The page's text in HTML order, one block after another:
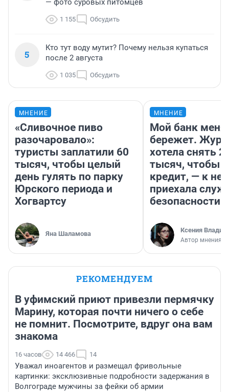
— фото суровых питомцев
1 155 Обсудить
5
Кто тут воду мутит? Почему нельзя купаться
после 2 августа
1 035 Обсудить
МНЕНИЕ
«Сливочное пиво
разочаровало»:
туристы заплатили 60
тысяч, чтобы целый
день гулять по парку
Юрского периода и
Хогвартсу
Яна Шаламова
МНЕНИЕ
Мой банк меня
бережет.
хотела снять
тысяч, чтобы
кредит, — к
приехала
безопасности
Ксения
Автор мнения
РЕКОМЕНДУЕМ
В уфимский приют привезли пермячку
Марину, которая почти ничего о себе
не помнит. Посмотрите, вдруг она вам
знакома
16 часов 14 466 14
Уважал иноагентов и размещал фривольные
картинки: эксклюзивные подробности задержания в
Волгограде мужчины за фейки об армии